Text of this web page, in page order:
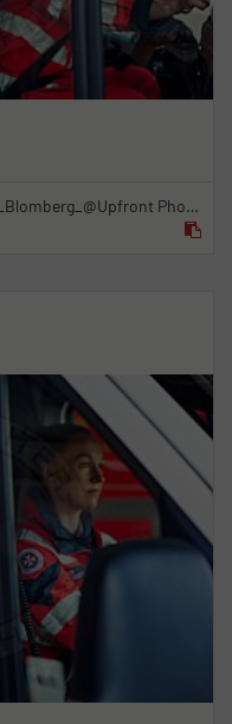
Bilderpool-Shooting Rettungsdienst_Blomberg_@Upfront Photo & Film GmbH_22.09.2021_13